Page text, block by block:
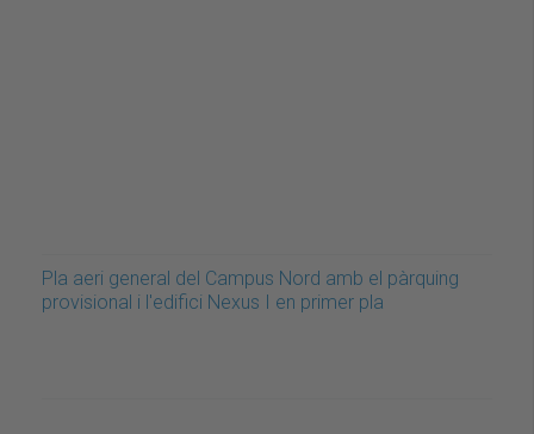
Pla aeri general del Campus Nord amb el pàrquing
provisional i l'edifici Nexus I en primer pla